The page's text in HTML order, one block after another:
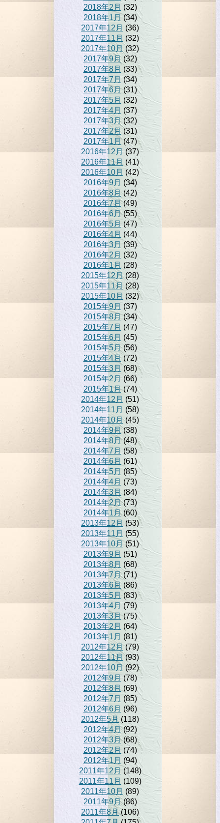
2018年2月 (32)
2018年1月 (34)
2017年12月 (36)
2017年11月 (32)
2017年10月 (32)
2017年9月(32)
2017年8月 (33)
2017年7月(34)
2017年6月(31)
2017年5月 (32)
2017年4月 (37)
2017年3月(32)
2017年2月(31)
2017年1月(47)
2016年12月 (37)
2016年11月 (41)
2016年10月 (42)
2016年9月 (34)
2016年8月 (42)
2016年7月(49)
2016年6月(55)
2016年5月 (47)
2016年4月 (44)
2016年3月 (39)
2016年2月 (32)
2016年1月 (28)
2015年12月(28)
2015年11月 (28)
2015年10月 (32)
2015年9月 (37)
2015年8月(34)
2015年7月 (47)
2015年6月 (45)
2015年5月(56)
2015年4月(72)
2015年3月 (68)
2015年2月(66)
2015年1月(74)
2014年12月 (51)
2014年11月 (58)
2014年10月(45)
2014年9月(38)
2014年8月(48)
2014年7月(58)
2014年6月 (61)
2014年5月 (85)
2014年4月 (73)
2014年3月 (84)
2014年2月(73)
2014年1月(60)
2013年12月 (53)
2013年11月 (55)
2013年10月 (51)
2013年9月 (51)
2013年8月 (68)
2013年7月(71)
2013年6月(86)
2013年5月 (83)
2013年4月(79)
2013年3月(75)
2013年2月 (64)
2013年1月 (81)
2012年12月(79)
2012年11月(93)
2012年10月 (92)
2012年9月(78)
2012年8月(69)
2012年7月 (85)
2012年6月 (96)
2012年5月 (118)
2012年4月(92)
2012年3月(68)
2012年2月 (74)
2012年1月 (94)
2011年12月 (148)
2011年11月 (109)
2011年10月 (89)
2011年9月(86)
2011年8月(106)